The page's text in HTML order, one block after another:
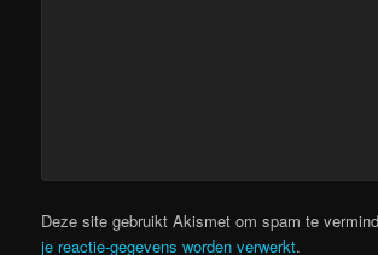
Deze site gebruikt Akismet om spam te
je reactie-gegevens worden verwerkt.